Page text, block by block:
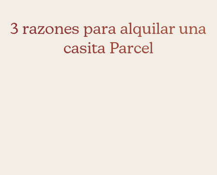
3 razones para alquilar una
casita Parcel